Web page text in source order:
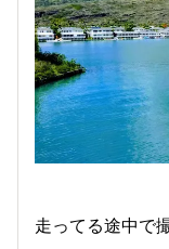
走ってる途中で